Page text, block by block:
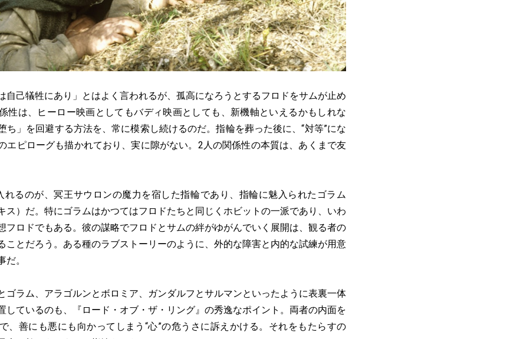
自己犠牲にあり」とはよく言われるが、孤高になろうとするフロドをサムが止め
性は、ヒーロー映画としてもバディ映画としても、新機軸といえるかもしれな
ち」を回避する方法を、常に模索し続けるのだ。指輪を葬った後に、“対等”にな
エピローグも描かれており、実に隙がない。2人の関係性の本質は、あくまで友
れるのが、冥王サウロンの魔力を宿した指輪であり、指輪に魅入られたゴラム
ス）だ。特にゴラムはかつてはフロドたちと同じくホビットの一派であり、いわ
フロドでもある。彼の謀略でフロドとサムの絆がゆがんでいく展開は、観る者の
ことだろう。ある種のラブストーリーのように、外的な障害と内的な試練が用意
だ。
ゴラム、アラゴルンとボロミア、ガンダルフとサルマンといったように表裏一体
しているのも、『ロード・オブ・ザ・リング』の秀逸なポイント。両者の内面を
、善にも悪にも向かってしまう“心”の危うさに訴えかける。それをもたらすの